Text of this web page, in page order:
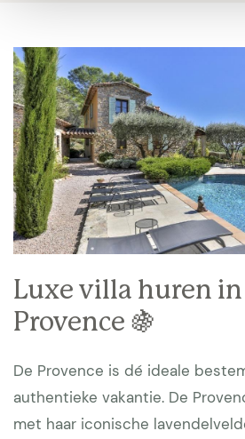
Luxe villa huren in
Provence 🍇
De Provence is dé ideale
authentieke vakantie. De
met haar iconische